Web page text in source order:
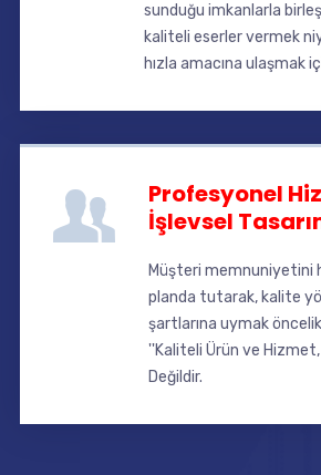
sunduğu imkanlarla
kaliteli eserler vermek
hızla amacına ulaşmak
Profesyonel
İşlevsel
Müşteri memnuniyetini
planda tutarak, kalite
şartlarına uymak
''Kaliteli Ürün ve Hizmet,
Değildir.